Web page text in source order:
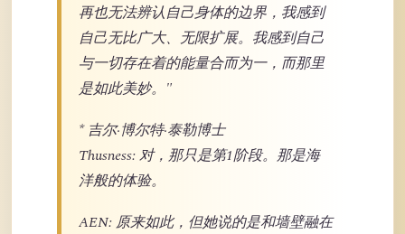
再也无法辨认自己身体的边界，我感到
自己无比广大、无限扩展。我感到自己
与一切存在着的能量合而为一，而那里
是如此美妙。"
* 吉尔·博尔特·泰勒博士
Thusness: 对，那只是第1阶段。那是海
洋般的体验。
AEN: 原来如此，但她说的是和墙壁融在